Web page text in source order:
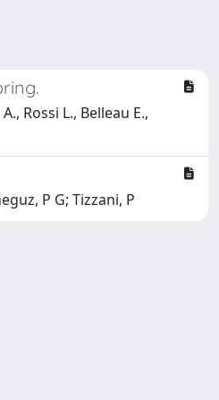
Rossi L., Belleau E.,
P G; Tizzani, P